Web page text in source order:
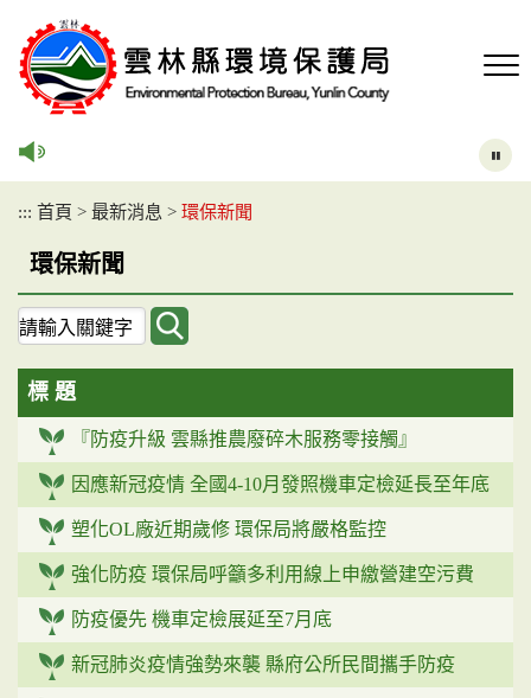
::: 首頁 > 最新消息 > 環保新聞
環保新聞
關
鍵
字
查
詢
標 題
『防疫升級 雲縣推農廢碎木服務零接觸』
因應新冠疫情 全國4-10月發照機車定檢延長至年底
塑化OL廠近期歲修 環保局將嚴格監控
強化防疫 環保局呼籲多利用線上申繳營建空污費
防疫優先 機車定檢展延至7月底
新冠肺炎疫情強勢來襲 縣府公所民間攜手防疫